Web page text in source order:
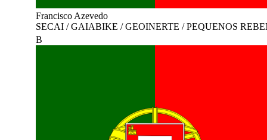
Francisco Azevedo
SECAI / GAIABIKE / GEOINERTE / PEQUENOS
B